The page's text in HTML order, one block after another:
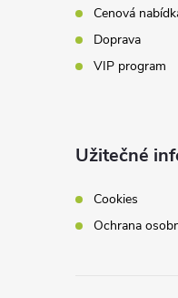
Cenová
Doprava
VIP program
Užitečné
Cookies
Ochrana